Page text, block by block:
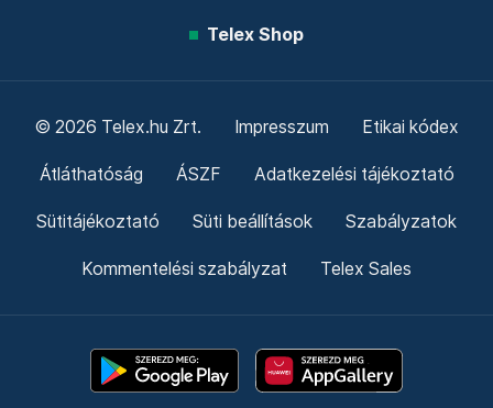
Telex Shop
© 2026 Telex.hu Zrt. Impresszum Etikai kódex
Átláthatóság ÁSZF Adatkezelési tájékoztató
Sütitájékoztató Süti beállítások Szabályzatok
Kommentelési szabályzat Telex Sales